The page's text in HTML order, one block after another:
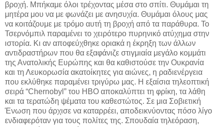
βροχή. Μπήκαμε όλοι τρέχοντας μέσα στο σπίτι. Θυμάμαι τη
μητέρα μου να με φωνάζει με ανησυχία. Θυμάμαι όλους μας
να κοιτάζουμε με τρόμο αυτή τη βροχή από τα παράθυρα. Το
Τσερνόμπιλ παραμένει το χειρότερο πυρηνικό ατύχημα στην
ιστορία. Κι αν αποφεύχθηκε οριακά η έκρηξη των άλλων
αντιδραστήρων που θα εξαφάνιζε στιγμιαία μεγάλο κομμάτι
της Ανατολικής Ευρώπης και θα καθιστούσε την Ουκρανία
και τη Λευκορωσία ακατοίκητες για αιώνες, η ραδιενέργεια
που εκλύθηκε παραμένει τριγύρω μας. Η εξαίσια τηλεοπτική
σειρά “Chernobyl” του HBO αποκαλύπτει τη φρίκη, τα λάθη
και τα τερατώδη ψέματα του καθεστώτος. Σε μια Σοβιετική
Ένωση που άρχισε να καταρρέει, αποδεικνύοντας πόσο λίγο
ενδιαφερόταν για τους πολίτες της. Σπουδαία τηλεόραση,